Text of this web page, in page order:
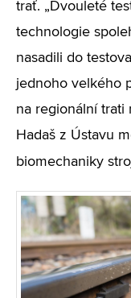
trať. „Dvouleté
technologie
nasadili do
jednoho velkého
na regionální trati
Hadaš z Ústavu
biomechaniky